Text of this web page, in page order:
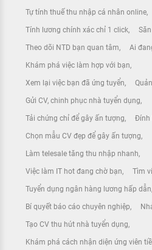
Tự tính thuế thu nhập cá nhân online
Tính lương chính xác chỉ 1 click
Theo dõi NTD bạn quan tâm Ai
Khám phá việc làm hợp với bạn
Xem lại việc bạn đã ứng tuyển
Gửi CV, chinh phục nhà tuyển dụng
Tải chứng chỉ để gây ấn tượng Đính
Chọn mẫu CV đẹp để gây ấn tượng
Làm telesale tăng thu nhập nhanh
Việc làm IT hot đang chờ bạn Tìm
Tuyển dụng ngân hàng lương hấp dẫn
Bí quyết báo cáo chuyên nghiệp
Tạo CV thu hút nhà tuyển dụng
Khám phá cách nhận diện ứng viên